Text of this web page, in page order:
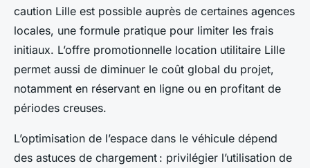
caution Lille est possible auprès de certaines agences
locales, une formule pratique pour limiter les frais
initiaux. L’offre promotionnelle location utilitaire Lille
permet aussi de diminuer le coût global du projet,
notamment en réservant en ligne ou en profitant de
périodes creuses.
L’optimisation de l’espace dans le véhicule dépend
des astuces de chargement : privilégier l’utilisation de